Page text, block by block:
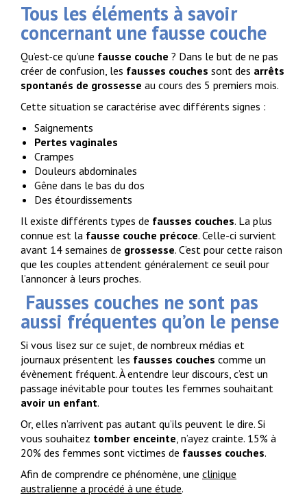
Tous les éléments à savoir
concernant une fausse couche
Qu’est-ce qu’une fausse couche ? Dans le but de ne pas
créer de confusion, les fausses couches sont des arrêts
spontanés de grossesse au cours des 5 premiers mois.
Cette situation se caractérise avec différents signes :
Saignements
Pertes vaginales
Crampes
Douleurs abdominales
Gêne dans le bas du dos
Des étourdissements
Il existe différents types de fausses couches. La plus
connue est la fausse couche précoce. Celle-ci survient
avant 14 semaines de grossesse. C’est pour cette raison
que les couples attendent généralement ce seuil pour
l’annoncer à leurs proches.
Fausses couches ne sont pas
aussi fréquentes qu’on le pense
Si vous lisez sur ce sujet, de nombreux médias et
journaux présentent les fausses couches comme un
évènement fréquent. À entendre leur discours, c’est un
passage inévitable pour toutes les femmes souhaitant
avoir un enfant.
Or, elles n’arrivent pas autant qu’ils peuvent le dire. Si
vous souhaitez tomber enceinte, n’ayez crainte. 15% à
20% des femmes sont victimes de fausses couches.
Afin de comprendre ce phénomène, une clinique
australienne a procédé à une étude.